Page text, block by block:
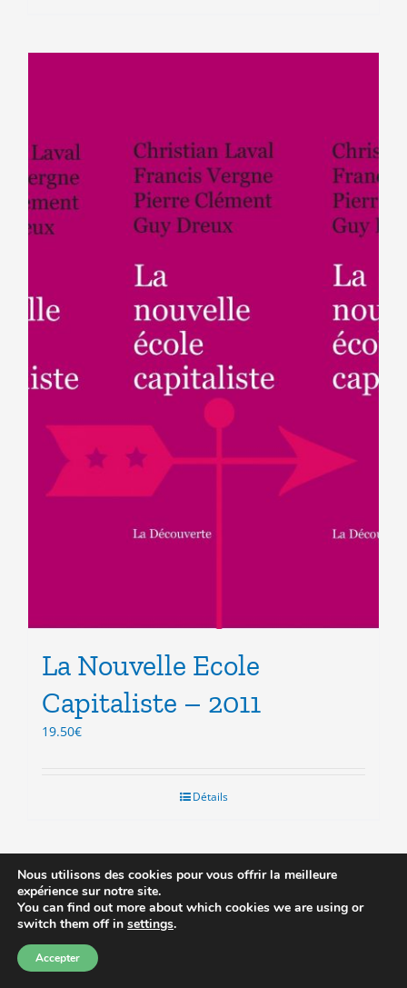
La Nouvelle Ecole
Capitaliste – 2011
19.50€
Détails
Prix réduit
Nous utilisons des cookies pour vous offrir la meilleure
expérience sur notre site.
You can find out more about which cookies we are using or
switch them off in settings.
Accepter